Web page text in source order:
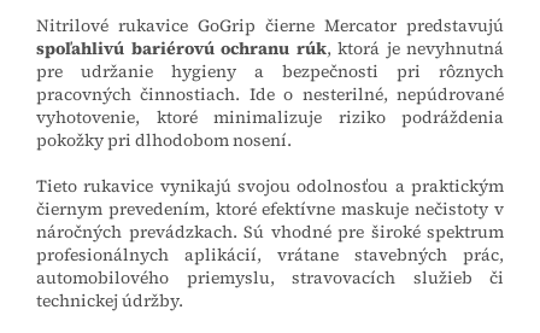
Nitrilové rukavice GoGrip čierne Mercator predstavujú
spoľahlivú bariérovú ochranu rúk, ktorá je nevyhnutná
pre udržanie hygieny a bezpečnosti pri rôznych
pracovných činnostiach. Ide o nesterilné, nepúdrované
vyhotovenie, ktoré minimalizuje riziko podráždenia
pokožky pri dlhodobom nosení.
Tieto rukavice vynikajú svojou odolnosťou a praktickým
čiernym prevedením, ktoré efektívne maskuje nečistoty v
náročných prevádzkach. Sú vhodné pre široké spektrum
profesionálnych aplikácií, vrátane stavebných prác,
automobilového priemyslu, stravovacích služieb či
technickej údržby.